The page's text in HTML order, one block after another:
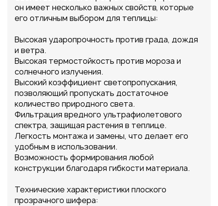
он имеет несколько важных свойств, которые
его отличным выбором для теплицы:
Высокая ударопрочность против града, дождя
и ветра.
Высокая термостойкость против мороза и
солнечного излучения.
Высокий коэффициент светопропускания,
позволяющий пропускать достаточное
количество природного света.
Фильтрация вредного ультрафиолетового
спектра, защищая растения в теплице.
Легкость монтажа и замены, что делает его
удобным в использовании.
Возможность формирования любой
конструкции благодаря гибкости материала.
Технические характеристики плоского
прозрачного шифера: